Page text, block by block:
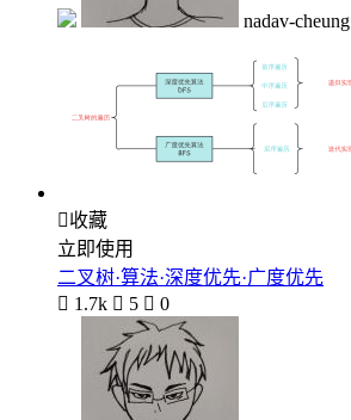
nadav-cheung
收藏
立即使用
二叉树·算法·深度优先·广度优先
 1.7k  5  0